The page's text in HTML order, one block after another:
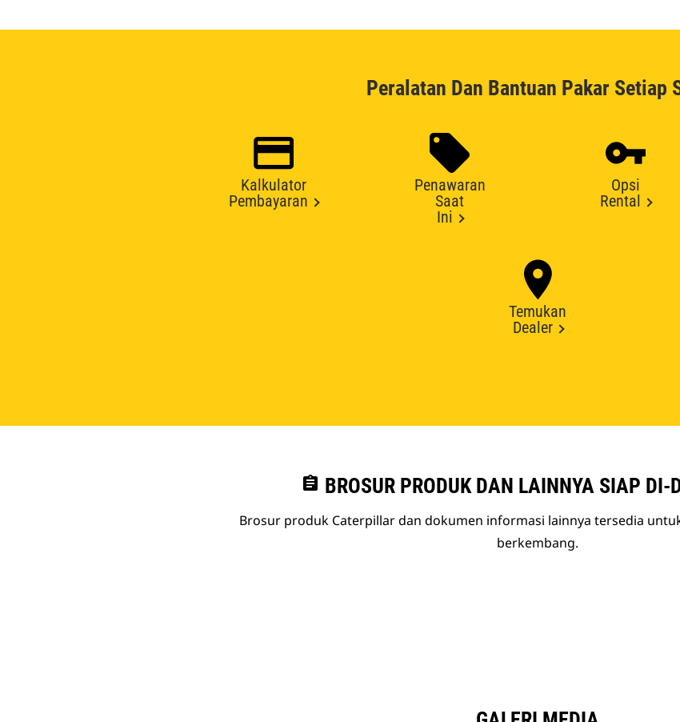
Peralatan Dan Bantuan Pakar Setiap
Kalkulator
Pembayaran
Penawaran
Saat
Ini
Opsi
Rental
Temukan
Dealer
assignment BROSUR PRODUK DAN LAINNYA SIAP DI-
Brosur produk Caterpillar dan dokumen informasi lainnya tersedia
berkembang.